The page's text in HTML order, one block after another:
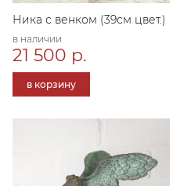
Ника с венком (39см цвет.)
в наличии
21 500 р.
в корзину